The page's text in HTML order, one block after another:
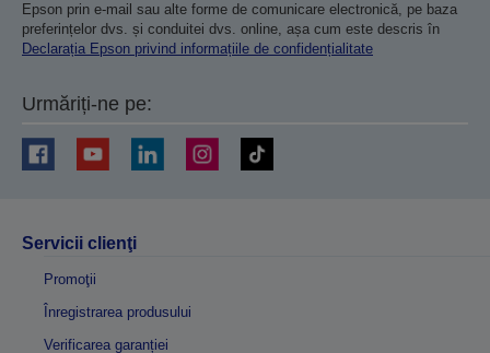
Epson prin e-mail sau alte forme de comunicare electronică, pe baza
preferințelor dvs. și conduitei dvs. online, așa cum este descris în
Declarația Epson privind informațiile de confidențialitate
Urmăriți-ne pe:
Servicii clienţi
Promoţii
Înregistrarea produsului
Verificarea garanției